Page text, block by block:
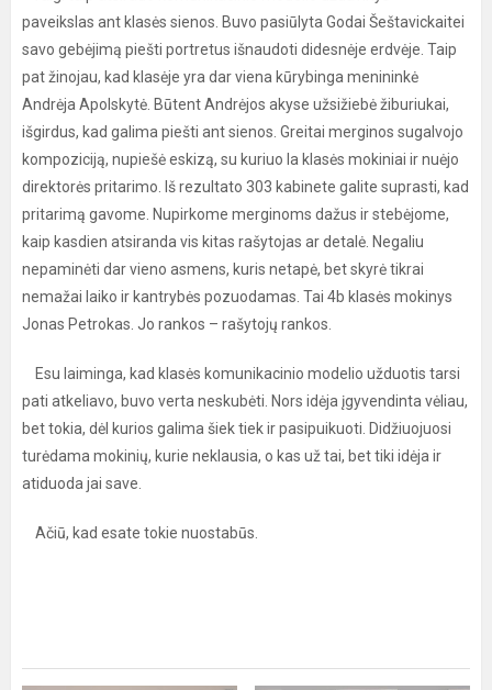
paveikslas ant klasės sienos. Buvo pasiūlyta Godai Šeštavickaitei
savo gebėjimą piešti portretus išnaudoti didesnėje erdvėje. Taip
pat žinojau, kad klasėje yra dar viena kūrybinga menininkė
Andrėja Apolskytė. Būtent Andrėjos akyse užsižiebė žiburiukai,
išgirdus, kad galima piešti ant sienos. Greitai merginos sugalvojo
kompoziciją, nupiešė eskizą, su kuriuo Ia klasės mokiniai ir nuėjo
direktorės pritarimo. Iš rezultato 303 kabinete galite suprasti, kad
pritarimą gavome. Nupirkome merginoms dažus ir stebėjome,
kaip kasdien atsiranda vis kitas rašytojas ar detalė. Negaliu
nepaminėti dar vieno asmens, kuris netapė, bet skyrė tikrai
nemažai laiko ir kantrybės pozuodamas. Tai 4b klasės mokinys
Jonas Petrokas. Jo rankos – rašytojų rankos.
Esu laiminga, kad klasės komunikacinio modelio užduotis tarsi
pati atkeliavo, buvo verta neskubėti. Nors idėja įgyvendinta vėliau,
bet tokia, dėl kurios galima šiek tiek ir pasipuikuoti. Didžiuojuosi
turėdama mokinių, kurie neklausia, o kas už tai, bet tiki idėja ir
atiduoda jai save.
Ačiū, kad esate tokie nuostabūs.